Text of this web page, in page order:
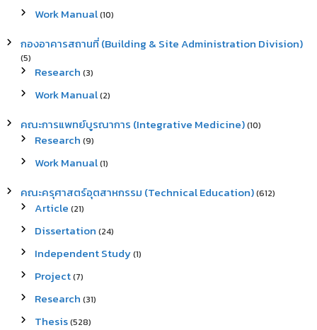
Work Manual(10)
กองอาคารสถานที่ (Building & Site Administration Division)
(5)
Research (3)
Work Manual(2)
คณะการแพทย์บูรณาการ (Integrative Medicine)(10)
Research (9)
Work Manual(1)
คณะครุศาสตร์อุตสาหกรรม (Technical Education)(612)
Article (21)
Dissertation (24)
Independent Study(1)
Project(7)
Research (31)
Thesis(528)